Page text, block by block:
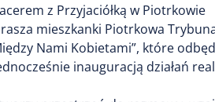
z Przyjaciółką w Piotrkowie
mieszkanki Piotrkowa
Nami Kobietami”, które
inauguracją działań